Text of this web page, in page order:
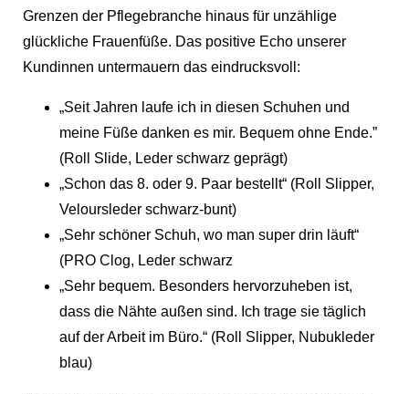
Grenzen der Pflegebranche hinaus für unzählige
glückliche Frauenfüße. Das positive Echo unserer
Kundinnen untermauern das eindrucksvoll:
„Seit Jahren laufe ich in diesen Schuhen und
meine Füße danken es mir. Bequem ohne Ende.”
(Roll Slide, Leder schwarz geprägt)
„Schon das 8. oder 9. Paar bestellt“ (Roll Slipper,
Veloursleder schwarz-bunt)
„Sehr schöner Schuh, wo man super drin läuft“
(PRO Clog, Leder schwarz
„Sehr bequem. Besonders hervorzuheben ist,
dass die Nähte außen sind. Ich trage sie täglich
auf der Arbeit im Büro.“ (Roll Slipper, Nubukleder
blau)